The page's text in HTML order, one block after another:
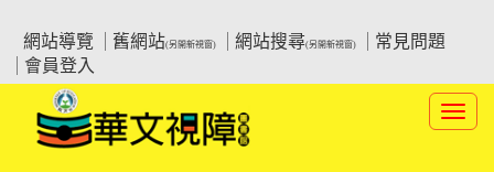
要
網站導覽
舊網站(另開新視窗) 網站搜尋(另開新視窗)
常見問題
會員登入